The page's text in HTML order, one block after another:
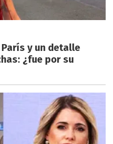
y un detalle
¿fue por su